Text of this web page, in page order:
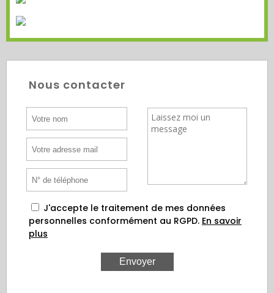
Nous contacter
J'accepte le traitement de mes données
personnelles conformément au RGPD. En savoir
plus